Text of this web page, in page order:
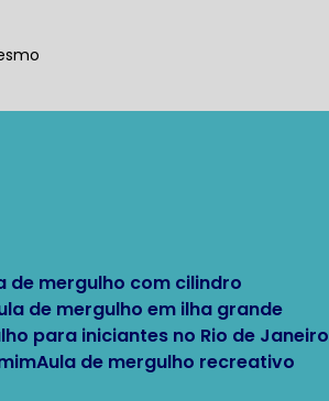
de mergulho com cilindro
de mergulho em ilha grande
para iniciantes no Rio de Janeiro
Aula de mergulho recreativo